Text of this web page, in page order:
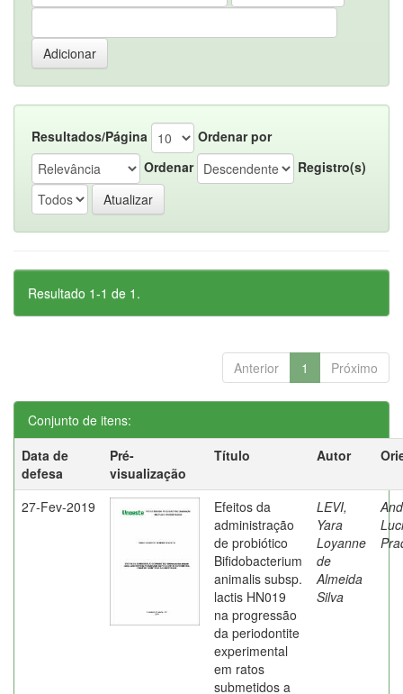
Resultados/Página
Ordenar por
Ordenar
Registro(s)
Resultado 1-1 de 1.
Anterior 1 Próximo
Conjunto de itens:
Data de
defesa
Pré-
visualização
Título Autor
27-Fev-2019
Efeitos da
administração
de probiótico
Bifidobacterium
animalis subsp.
lactis HN019
na progressão
da periodontite
experimental
em ratos
submetidos a
LEVI,
Yara
Loyanne
de
Almeida
Silva